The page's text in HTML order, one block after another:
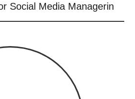
Social Media Managerin